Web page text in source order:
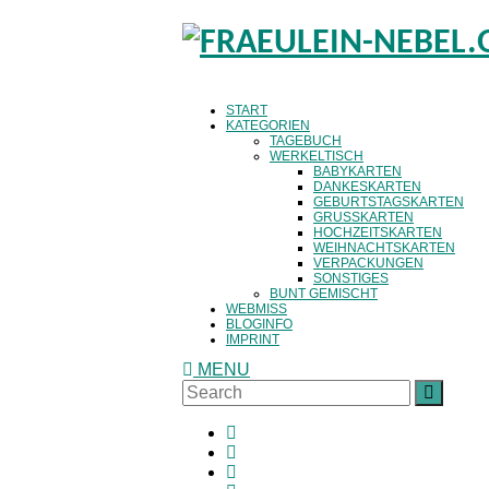
START
KATEGORIEN
TAGEBUCH
WERKELTISCH
BABYKARTEN
DANKESKARTEN
GEBURTSTAGSKARTEN
GRUSSKARTEN
HOCHZEITSKARTEN
WEIHNACHTSKARTEN
VERPACKUNGEN
SONSTIGES
BUNT GEMISCHT
WEBMISS
BLOGINFO
IMPRINT
MENU
Search
for: